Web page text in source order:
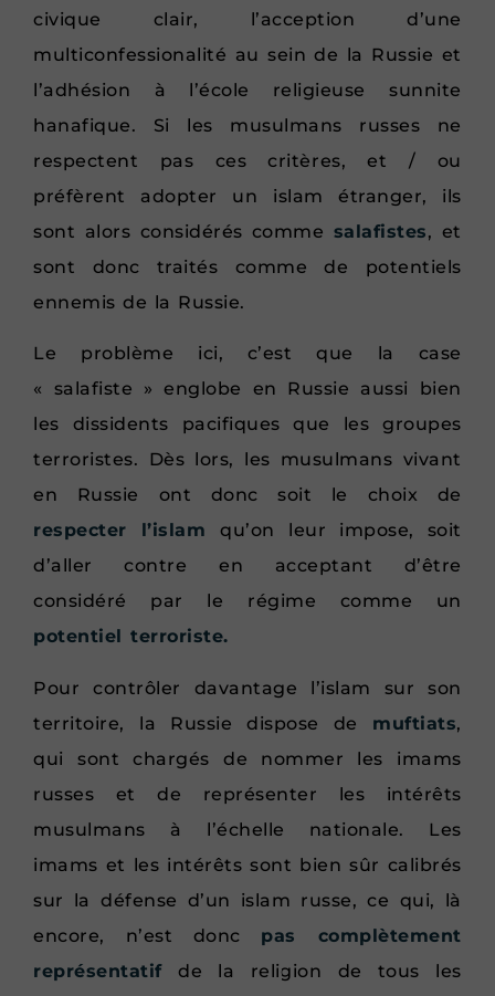
civique clair, l’acception d’une
multiconfessionalité au sein de la Russie et
l’adhésion à l’école religieuse sunnite
hanafique. Si les musulmans russes ne
respectent pas ces critères, et / ou
préfèrent adopter un islam étranger, ils
sont alors considérés comme salafistes, et
sont donc traités comme de potentiels
ennemis de la Russie.
Le problème ici, c’est que la case
« salafiste » englobe en Russie aussi bien
les dissidents pacifiques que les groupes
terroristes. Dès lors, les musulmans vivant
en Russie ont donc soit le choix de
respecter l’islamqu’on leur impose, soit
d’aller contre en acceptant d’être
considéré par le régime comme un
potentiel terroriste.
Pour contrôler davantage l’islam sur son
territoire, la Russie dispose de muftiats,
qui sont chargés de nommer les imams
russes et de représenter les intérêts
musulmans à l’échelle nationale. Les
imams et les intérêts sont bien sûr calibrés
sur la défense d’un islam russe, ce qui, là
encore, n’est donc pas complètement
représentatifde la religion de tous les